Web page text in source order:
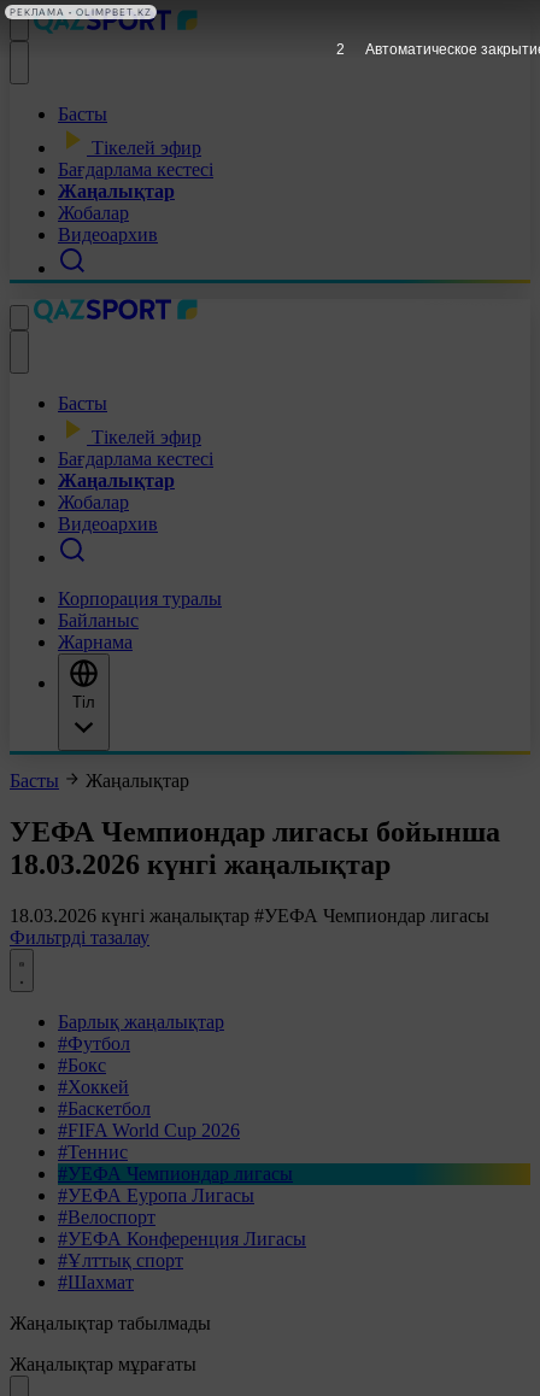
Басты
Тікелей эфир
Бағдарлама кестесі
Жаңалықтар
Жобалар
Видеоархив
Басты
Тікелей эфир
Бағдарлама кестесі
Жаңалықтар
Жобалар
Видеоархив
Корпорация туралы
Байланыс
Жарнама
Тіл
Басты Жаңалықтар
УЕФА Чемпиондар лигасы бойынша
18.03.2026 күнгі жаңалықтар
18.03.2026 күнгі жаңалықтар #УЕФА Чемпиондар лигасы
Фильтрді тазалау
Барлық жаңалықтар
#Футбол
#Бокс
#Хоккей
#Баскетбол
#FIFA World Cup 2026
#Теннис
#УЕФА Чемпиондар лигасы
#УЕФА Еуропа Лигасы
#Велоспорт
#УЕФА Конференция Лигасы
#Ұлттық спорт
#Шахмат
Жаңалықтар табылмады
Жаңалықтар мұрағаты
1 Автоматическое
РЕКЛАМА • OLIMPBET.KZ